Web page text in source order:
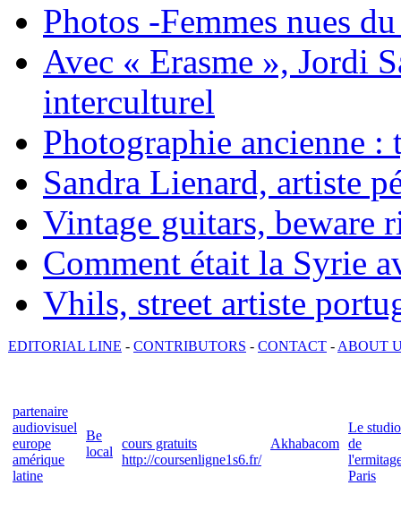
Photos -Femmes nues
Avec « Erasme », Jordi
interculturel
Photographie ancienne :
Sandra Lienard, artiste
Vintage guitars, beware
Comment était la Syrie
Vhils, street artiste
EDITORIAL LINE - CONTRIBUTORS - CONTACT - ABOUT
partenaire
audiovisuel
europe
amérique
latine
Be
local
cours gratuits
http://coursenligne1s6.fr/
Akhabacom
Le studio
de
Paris